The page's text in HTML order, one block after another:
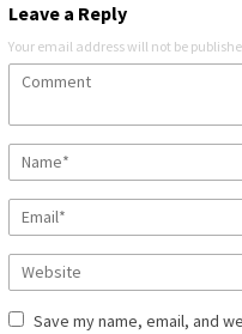
Leave a Reply
Your email address will not be
Save my name, email, and